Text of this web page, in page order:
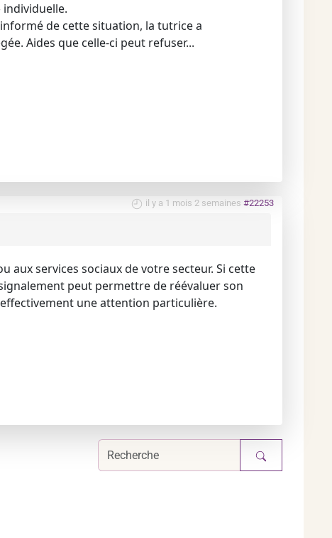
de cette situation, la tutrice a
Aides que celle-ci peut refuser...
il y a 1 mois 2 semaines #22253
services sociaux de votre secteur. Si cette
peut permettre de réévaluer son
une attention particulière.